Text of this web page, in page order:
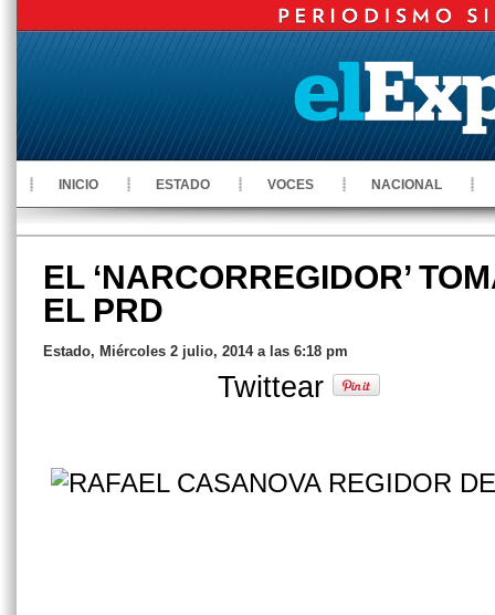
INICIO ESTADO VOCES NACIONAL
EL ‘NARCORREGIDOR’
EL PRD
Estado, Miércoles 2 julio, 2014 a las 6:18 pm
Twittear